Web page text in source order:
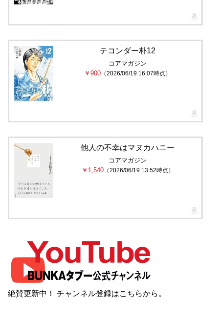
テコンダー朴12
コアマガジン
￥900 （2026/06/19 16:07時点）
他人の不幸はマヌカハニー
コアマガジン
￥1,540（2026/06/19 13:52時点）
絶賛更新中！ チャンネル登録はこちらから。